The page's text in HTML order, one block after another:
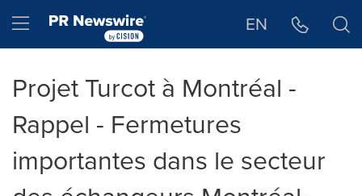
Hamburger menu EN
Projet Turcot à Montréal -
Rappel - Fermetures
importantes dans le secteur